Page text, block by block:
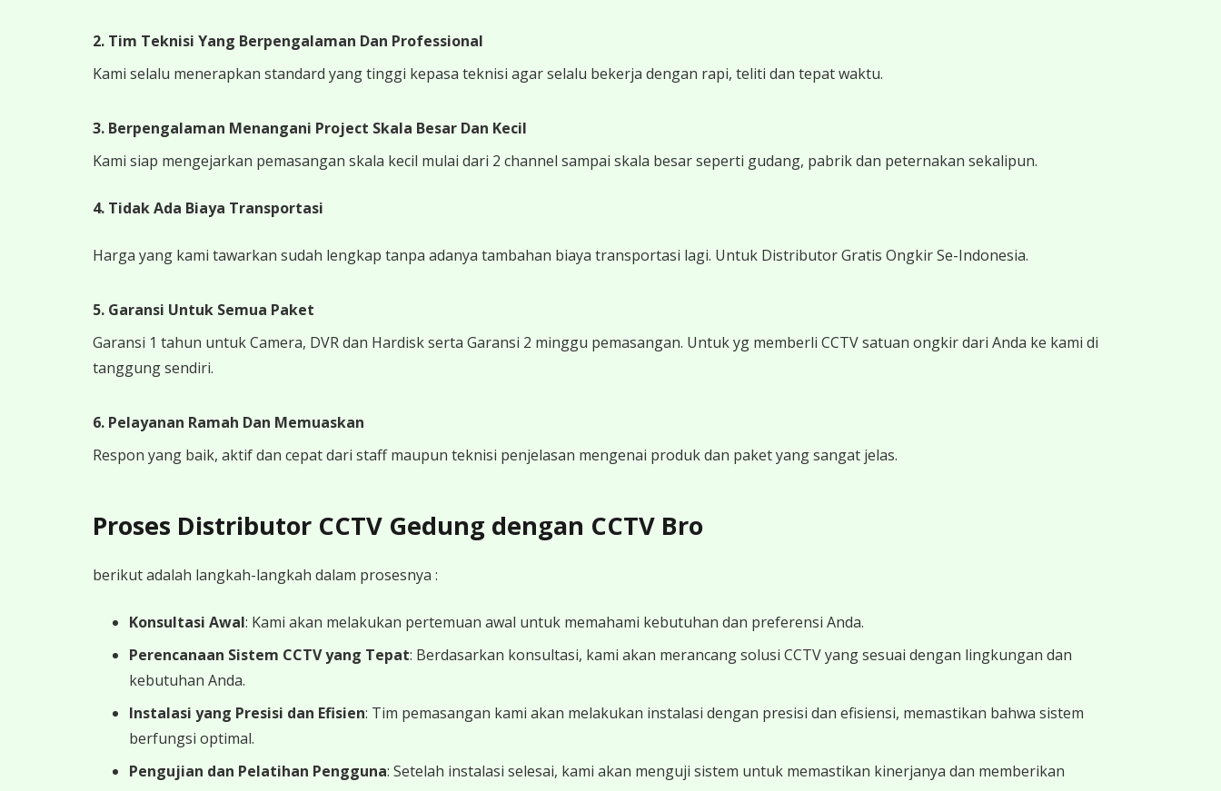
2. Tim Teknisi Yang Berpengalaman Dan Professional
Kami selalu menerapkan standard yang tinggi kepasa teknisi agar selalu bekerja dengan rapi, teliti dan tepat waktu.
3. Berpengalaman Menangani Project Skala Besar Dan Kecil
Kami siap mengejarkan pemasangan skala kecil mulai dari 2 channel sampai skala besar seperti gudang, pabrik dan peternakan sekalipun.
4. Tidak Ada Biaya Transportasi
Harga yang kami tawarkan sudah lengkap tanpa adanya tambahan biaya transportasi lagi. Untuk Distributor Gratis Ongkir Se-Indonesia.
5. Garansi Untuk Semua Paket
Garansi 1 tahun untuk Camera, DVR dan Hardisk serta Garansi 2 minggu pemasangan. Untuk yg memberli CCTV satuan ongkir dari Anda ke kami di
tanggung sendiri.
6. Pelayanan Ramah Dan Memuaskan
Respon yang baik, aktif dan cepat dari staff maupun teknisi penjelasan mengenai produk dan paket yang sangat jelas.
Proses Distributor CCTV Gedung dengan CCTV Bro
berikut adalah langkah-langkah dalam prosesnya :
Konsultasi Awal: Kami akan melakukan pertemuan awal untuk memahami kebutuhan dan preferensi Anda.
Perencanaan Sistem CCTV yang Tepat: Berdasarkan konsultasi, kami akan merancang solusi CCTV yang sesuai dengan lingkungan dan
kebutuhan Anda.
Instalasi yang Presisi dan Efisien: Tim pemasangan kami akan melakukan instalasi dengan presisi dan efisiensi, memastikan bahwa sistem
berfungsi optimal.
Pengujian dan Pelatihan Pengguna: Setelah instalasi selesai, kami akan menguji sistem untuk memastikan kinerjanya dan memberikan